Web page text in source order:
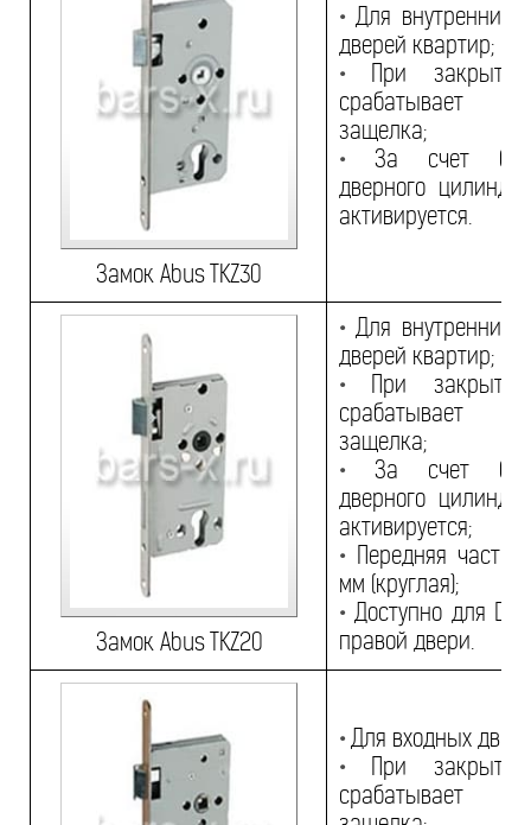
Замок Abus TKZ30
• Для внутренних
дверей квартир;
• При
срабатывает
защелка;
• За счет
дверного
активируется.
Замок Abus TKZ20
• Для внутренних
дверей квартир;
• При
срабатывает
защелка;
• За счет
дверного
активируется;
• Передняя часть
мм (круглая);
• Доступно для
правой двери.
• Для входных
• При
срабатывает